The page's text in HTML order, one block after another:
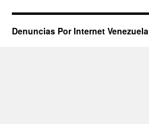
Denuncias Por Internet Venezuela